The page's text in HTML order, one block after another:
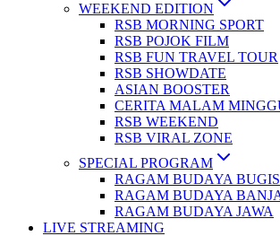
WEEKEND EDITION
RSB MORNING SPORT
RSB POJOK FILM
RSB FUN TRAVEL TOUR
RSB SHOWDATE
ASIAN BOOSTER
CERITA MALAM
RSB WEEKEND
RSB VIRAL ZONE
SPECIAL PROGRAM
RAGAM BUDAYA BUGIS
RAGAM BUDAYA
RAGAM BUDAYA JAWA
LIVE STREAMING